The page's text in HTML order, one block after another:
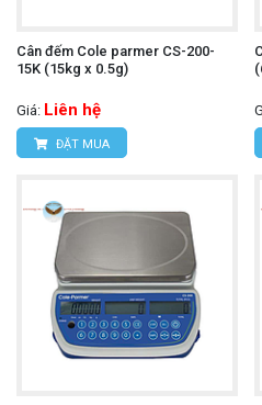
Cân đếm Cole parmer CS-200-
15K (15kg x 0.5g)
Giá: Liên hệ
ĐẶT MUA